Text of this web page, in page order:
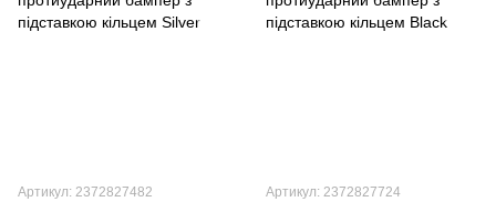
Артикул: 2372827482 Артикул: 2372827724